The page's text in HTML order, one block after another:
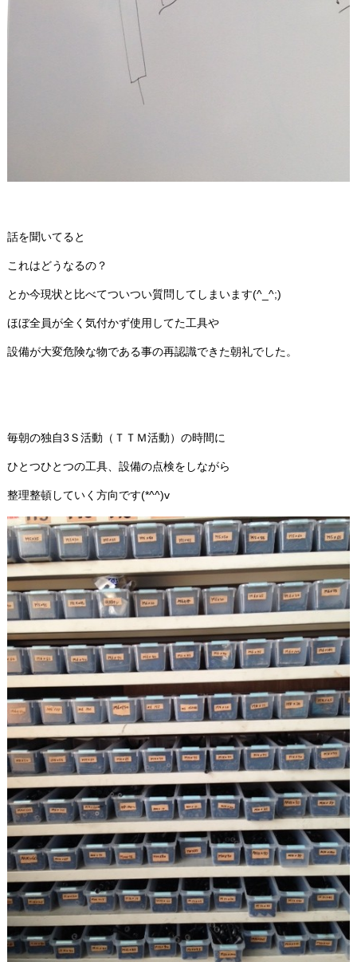
話を聞いてると
これはどうなるの？
とか今現状と比べてついつい質問してしまいます(^_^;)
ほぼ全員が全く気付かず使用してた工具や
設備が大変危険な物である事の再認識できた朝礼でした。
毎朝の独自3Ｓ活動（ＴＴＭ活動）の時間に
ひとつひとつの工具、設備の点検をしながら
整理整頓していく方向です(*^^)v